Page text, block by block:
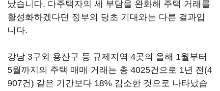
났습니다. 다주택자의 세 부담을 완화해 주택 거래를
활성화하겠다던 정부의 당초 기대와는 다른 결과입
니다.
강남 3구와 용산구 등 규제지역 4곳의 올해 1월부터
5월까지의 주택 매매 거래는 총 4025건으로 1년 전(4
907건) 같은 기간보다 18% 감소한 것으로 나타났습